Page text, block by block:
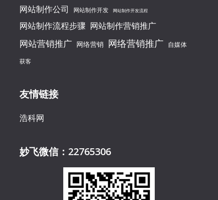
网站制作公司
网站制作开发 网站制作开发流程
网站制作流程步骤 网站制作营销推广
网站营销推广 网络营销 网络营销推广 自媒体
获客
友情链接
浩科网
妙飞微信：22765306